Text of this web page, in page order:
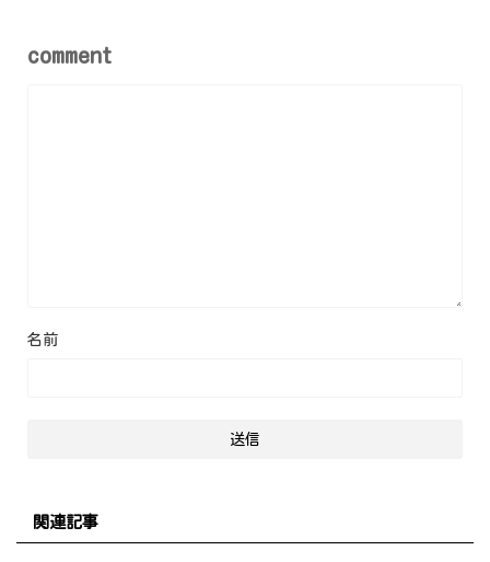
comment
名前
関連記事